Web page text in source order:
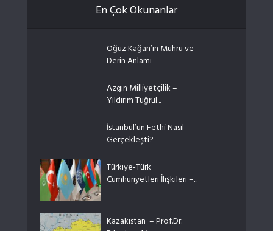
En Çok Okunanlar
Oğuz Kağan’ın Mührü ve
Derin Anlamı
Azgın Milliyetçilik –
Yıldırım Tuğrul...
İstanbul’un Fethi Nasıl
Gerçekleşti?
Türkiye-Türk
Cumhuriyetleri İlişkileri –...
Kazakistan – Prof.Dr.